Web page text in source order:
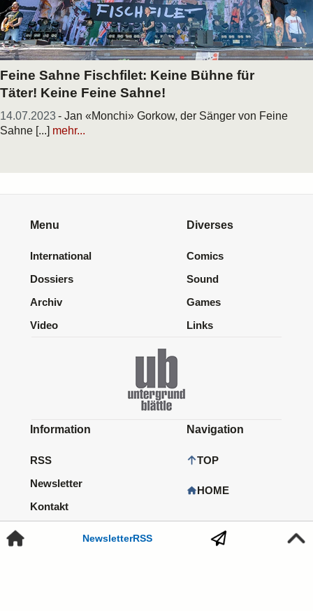
NewsletterRSS
Feine Sahne Fischfilet: Keine Bühne für
Täter! Keine Feine Sahne!
14.07.2023- Jan «Monchi» Gorkow, der Sänger von Feine
Sahne [...] mehr...
Menu
International
Dossiers
Archiv
Video
Diverses
Comics
Sound
Games
Links
Information
RSS
Newsletter
Kontakt
Navigation
TOP
HOME